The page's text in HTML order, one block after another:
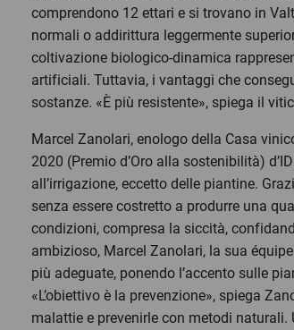
comprendono 12 ettari e si trovano in
normali o addirittura leggermente
coltivazione biologico-dinamica
artificiali. Tuttavia, i vantaggi che
sostanze. «È più resistente», spiega il
Marcel Zanolari, enologo della Casa
2020 (Premio d’Oro alla sostenibilità)
all’irrigazione, eccetto delle piantine.
senza essere costretto a produrre una
condizioni, compresa la siccità,
ambizioso, Marcel Zanolari, la sua
più adeguate, ponendo l’accento sulle
«L’obiettivo è la prevenzione», spiega
malattie e prevenirle con metodi